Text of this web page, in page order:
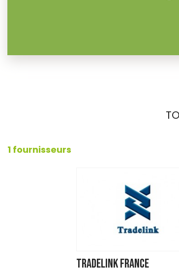
1 fournisseurs
TRADELINK France